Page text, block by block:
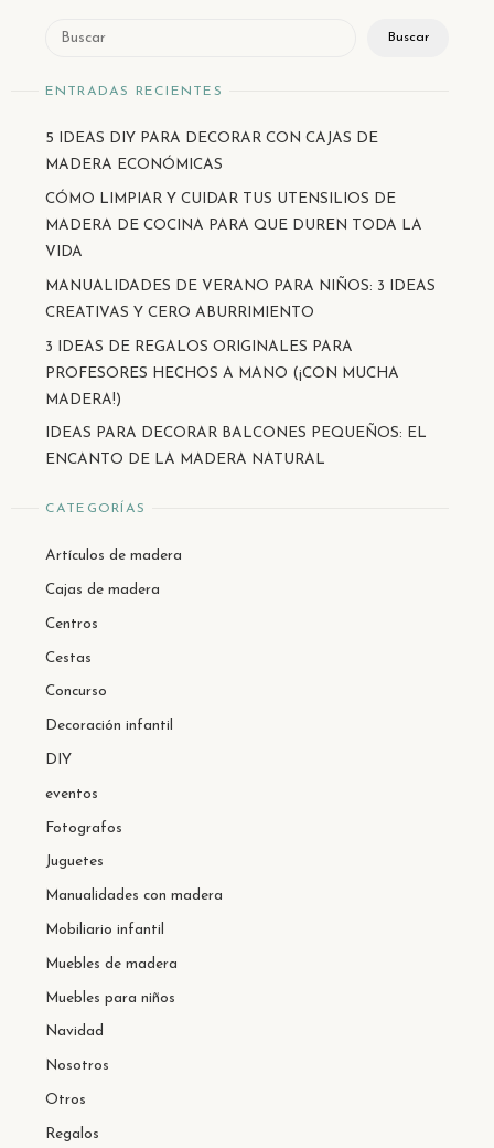
Buscar
Buscar
ENTRADAS RECIENTES
5 IDEAS DIY PARA DECORAR CON CAJAS DE
MADERA ECONÓMICAS
CÓMO LIMPIAR Y CUIDAR TUS UTENSILIOS DE
MADERA DE COCINA PARA QUE DUREN TODA LA
VIDA
MANUALIDADES DE VERANO PARA NIÑOS: 3 IDEAS
CREATIVAS Y CERO ABURRIMIENTO
3 IDEAS DE REGALOS ORIGINALES PARA
PROFESORES HECHOS A MANO (¡CON MUCHA
MADERA!)
IDEAS PARA DECORAR BALCONES PEQUEÑOS: EL
ENCANTO DE LA MADERA NATURAL
CATEGORÍAS
Artículos de madera
Cajas de madera
Centros
Cestas
Concurso
Decoración infantil
DIY
eventos
Fotografos
Juguetes
Manualidades con madera
Mobiliario infantil
Muebles de madera
Muebles para niños
Navidad
Nosotros
Otros
Regalos